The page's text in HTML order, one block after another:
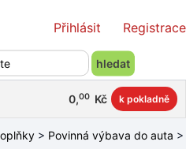
Přihlásit Registrace
0,00 Kč k pokladně
> Povinná výbava do auta >